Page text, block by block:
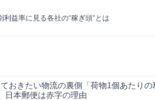
利益率に見る各社の“稼ぎ頭”とは
おきたい物流の裏側「荷物1個あたり
日本郵便は赤字の理由